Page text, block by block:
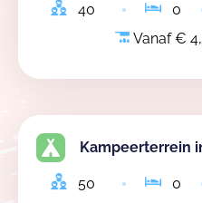
40 0
Vanaf €
Kampeerterrein
50 0